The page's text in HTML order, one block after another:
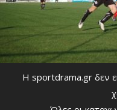
Η sportdrama.gr δεν